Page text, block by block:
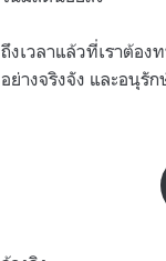
ถึงเวลาแล้วที่เราต้อ
อย่างจริงจัง และอนุรัก